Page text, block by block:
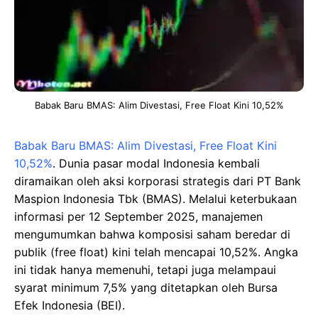
Babak Baru BMAS: Alim Divestasi, Free Float Kini 10,52%
Babak Baru BMAS: Alim Divestasi, Free Float Kini
10,52%. Dunia pasar modal Indonesia kembali
diramaikan oleh aksi korporasi strategis dari PT Bank
Maspion Indonesia Tbk (BMAS). Melalui keterbukaan
informasi per 12 September 2025, manajemen
mengumumkan bahwa komposisi saham beredar di
publik (free float) kini telah mencapai 10,52%. Angka
ini tidak hanya memenuhi, tetapi juga melampaui
syarat minimum 7,5% yang ditetapkan oleh Bursa
Efek Indonesia (BEI).